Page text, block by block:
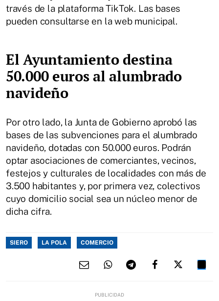
través de la plataforma TikTok. Las bases
pueden consultarse en la web municipal.
El Ayuntamiento destina
50.000 euros al alumbrado
navideño
Por otro lado, la Junta de Gobierno aprobó las
bases de las subvenciones para el alumbrado
navideño, dotadas con 50.000 euros. Podrán
optar asociaciones de comerciantes, vecinos,
festejos y culturales de localidades con más de
3.500 habitantes y, por primera vez, colectivos
cuyo domicilio social sea un núcleo menor de
dicha cifra.
SIERO LA POLA COMERCIO